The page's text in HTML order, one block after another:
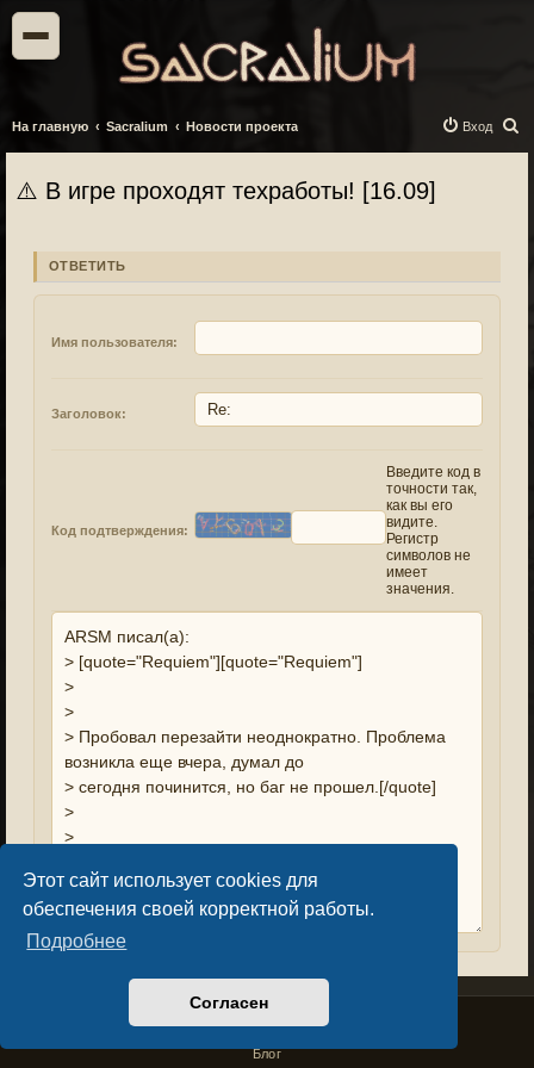
Этот сайт использует cookies для
обеспечения своей корректной работы.
Подробнее
Согласен
На главную Sacralium Новости проекта
о
Вход
⚠️ В игре проходят техработы! [16.09]
ОТВЕТИТЬ
Имя пользователя:
Заголовок:
Код подтверждения:
Введите код в
точности так,
как вы его
видите.
Регистр
символов не
имеет
значения.
Privacy PolicyLicense Agreement
Copyright © Sacralium Games 2023-
Блог